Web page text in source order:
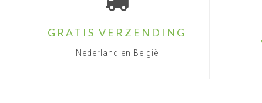
GRATIS VERZENDING
Nederland en België